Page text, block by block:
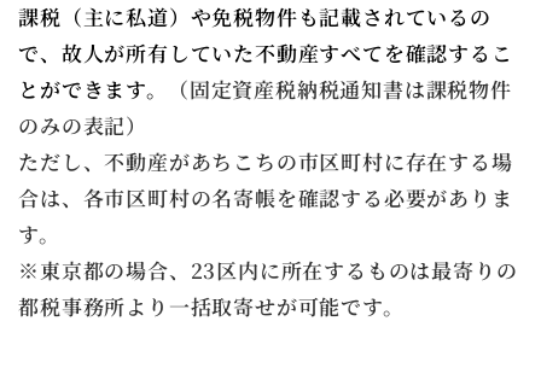
課税（主に私道）や免税物件も記載されているの
で、故人が所有していた不動産すべてを確認するこ
とができます。
（固定資産税納税通知書は課税物件
のみの表記）
ただし、不動産があちこちの市区町村に存在する場
合は、各市区町村の名寄帳を確認する必要がありま
す。
※東京都の場合、23区内に所在するものは最寄りの
都税事務所より一括取寄せが可能です。